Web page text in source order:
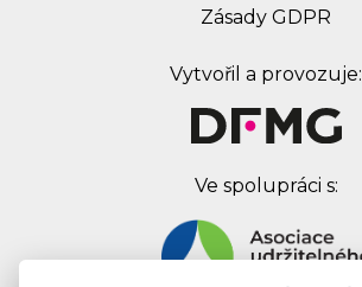
Zásady GDPR
Vytvořil a provozuje:
Ve spolupráci s: